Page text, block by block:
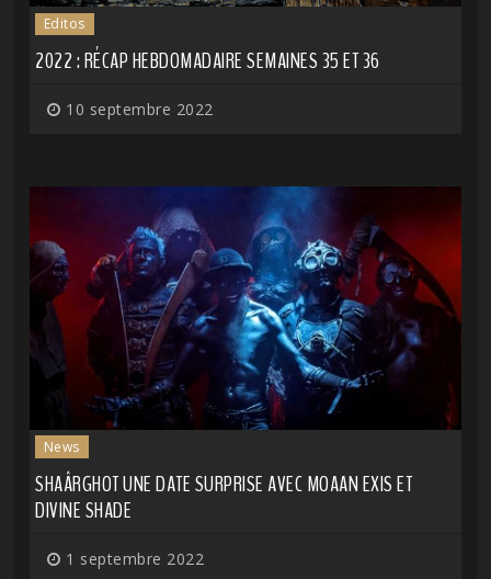
Editos
2022 : RÉCAP HEBDOMADAIRE SEMAINES 35 ET 36
10 septembre 2022
News
SHAÂRGHOT UNE DATE SURPRISE AVEC MOAAN EXIS ET
DIVINE SHADE
1 septembre 2022